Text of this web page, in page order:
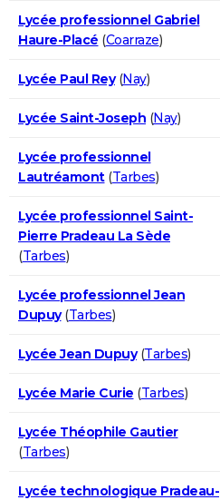
Lycée professionnel Gabriel
Haure-Placé (Coarraze)
Lycée Paul Rey(Nay)
Lycée Saint-Joseph (Nay)
Lycée professionnel
Lautréamont(Tarbes)
Lycée professionnel Saint-
Pierre Pradeau La Sède
(Tarbes)
Lycée professionnel Jean
Dupuy(Tarbes)
Lycée Jean Dupuy(Tarbes)
Lycée Marie Curie (Tarbes)
Lycée Théophile Gautier
(Tarbes)
Lycée technologique Pradeau-